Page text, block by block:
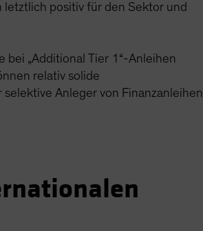
positiv für den Sektor und
bei „Additional Tier 1“-Anleihen
relativ solide
Anleger von Finanzanleihen